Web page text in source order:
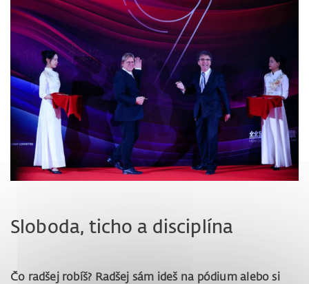
Sloboda, ticho a disciplína
Čo radšej robíš? Radšej sám ideš na pódium alebo si